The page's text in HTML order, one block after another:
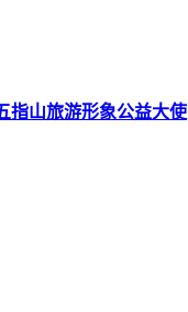
指山旅游形象公益大使